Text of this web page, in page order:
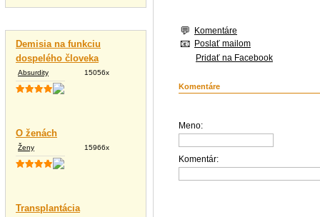
Demisia na funkciu
dospelého človeka
Absurdity 15056x
O ženách
Ženy 15966x
Transplantácia
Komentáre
Poslať mailom
Pridať na Facebook
Komentáre
Meno:
Komentár: